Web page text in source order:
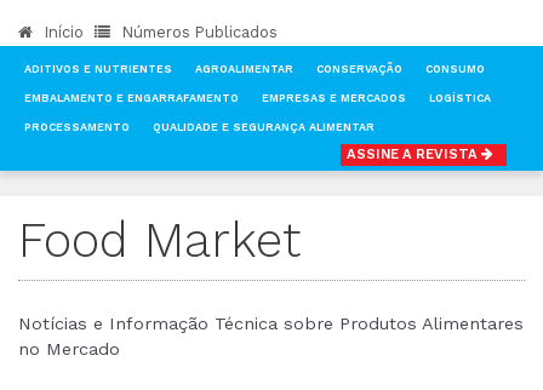
Início Números Publicados
ADITIVOS E NUTRIENTES AGROALIMENTAR CONSERVAÇÃO CONSUMO
EMBALAMENTO E ENGARRAFAMENTO EMPRESAS E MERCADOS LOGÍSTICA
PROCESSAMENTO QUALIDADE E SEGURANÇA ALIMENTAR
ASSINE A REVISTA
Food Market
Notícias e Informação Técnica sobre Produtos Alimentares
no Mercado